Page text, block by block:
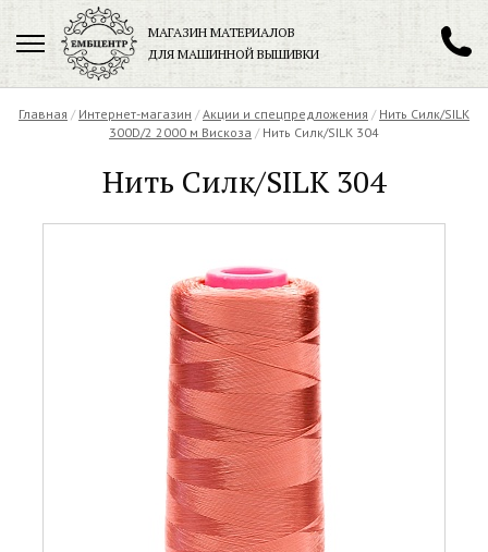
МАГАЗИН МАТЕРИАЛОВ
ДЛЯ МАШИННОЙ ВЫШИВКИ
+7 (901) 271-89-89
Заказать обратный звонок
Главная / Интернет-магазин / Акции и спецпредложения / Нить Силк/SILK
300D/2 2000 м Вискоза / Нить Силк/SILK 304
Нить Силк/SILK 304